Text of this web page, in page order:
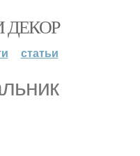
ДЕКОР
статьи